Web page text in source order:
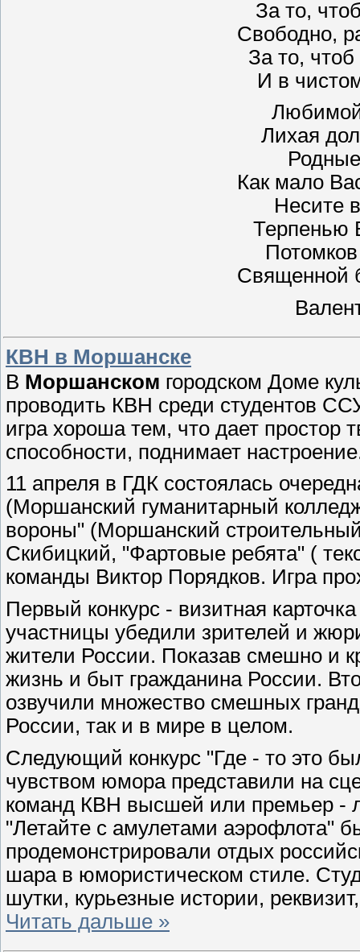
За то,
Свободно,
За то,
И в
Лихая
Как мало
Несите
Терпенью
Священной
КВН в Моршанске
В Моршанском городском Доме
проводить КВН среди студентов
игра хороша тем, что дает простор
способности, поднимает
11 апреля в ГДК состоялась
(Моршанский гуманитарный
вороны" (Моршанский
Скибицкий, "Фартовые ребята" (
команды Виктор Порядков. Игра
Первый конкурс - визитная
участницы убедили зрителей и
жители России. Показав смешно и
жизнь и быт гражданина России.
озвучили множество смешных
России, так и в мире в целом.
Следующий конкурс "Где - то это
чувством юмора представили на
команд КВН высшей или премьер -
"Летайте с амулетами аэрофлота"
продемонстрировали отдых
шара в юмористическом стиле.
шутки, курьезные истории,
Читать дальше »